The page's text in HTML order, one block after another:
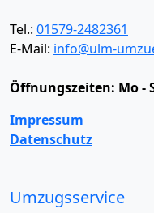
Tel.: 01579-2482361
E-Mail: info@ulm-
Öffnungszeiten: Mo -
Impressum
Datenschutz
Umzugsservice